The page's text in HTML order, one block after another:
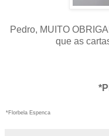
Pedro, MUITO
que as
*Florbela Espenca